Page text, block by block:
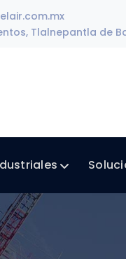
Tlalnepantla de